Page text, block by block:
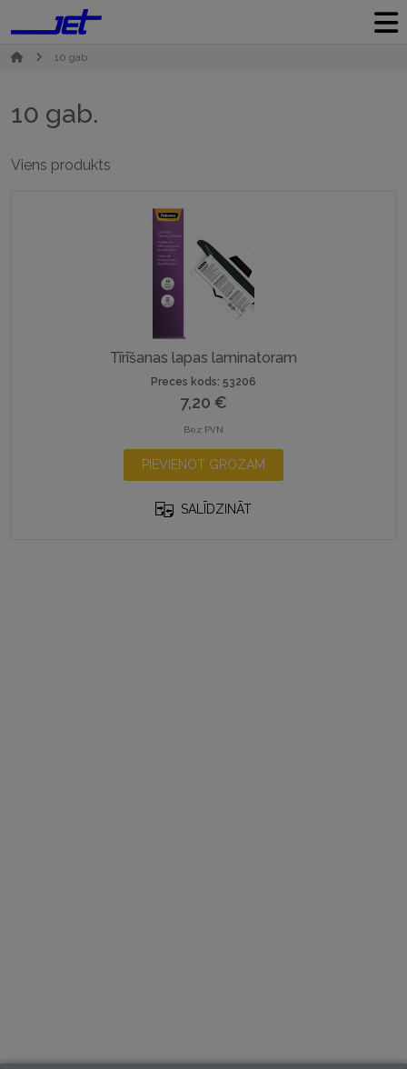
10 gab.
10 gab.
Viens produkts
Tīrīšanas lapas laminatoram
Preces kods: 53206
7,20 €
Bez PVN
PIEVIENOT GROZAM
SALĪDZINĀT